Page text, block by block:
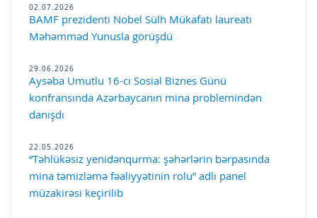
02.07.2026
BAMF prezidenti Nobel Sülh Mükafatı laureatı
Məhəmməd Yunusla görüşdü
29.06.2026
Aysəba Umutlu 16-cı Sosial Biznes Günü
konfransında Azərbaycanın mina problemindən
danışdı
22.05.2026
“Təhlükəsiz yenidənqurma: şəhərlərin bərpasında
mina təmizləmə fəaliyyətinin rolu” adlı panel
müzakirəsi keçirilib